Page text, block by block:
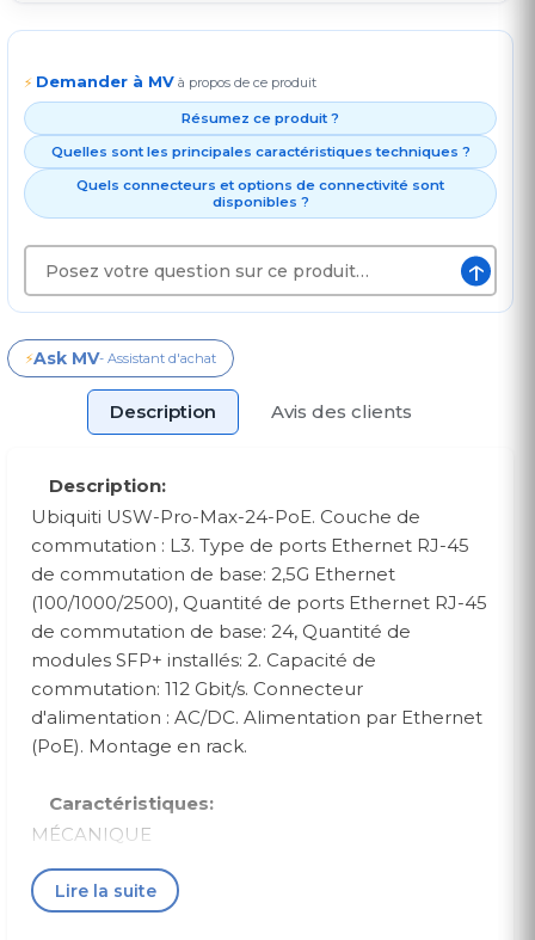
⚡ Demander à MV à propos de ce produit
Résumez ce produit ?
Quelles sont les principales caractéristiques techniques ?
Quels connecteurs et options de connectivité sont
disponibles ?
↑
⚡Ask MV- Assistant d'achat
Description Avis des clients
Description:
Ubiquiti USW-Pro-Max-24-PoE. Couche de
commutation : L3. Type de ports Ethernet RJ-45
de commutation de base: 2,5G Ethernet
(100/1000/2500), Quantité de ports Ethernet RJ-45
de commutation de base: 24, Quantité de
modules SFP+ installés: 2. Capacité de
commutation: 112 Gbit/s. Connecteur
d'alimentation : AC/DC. Alimentation par Ethernet
(PoE). Montage en rack.
Caractéristiques:
MÉCANIQUE
Dimensions
442 x 325 x 44 mm (17,4 x 12,8 x 1,7")
Lire la suite